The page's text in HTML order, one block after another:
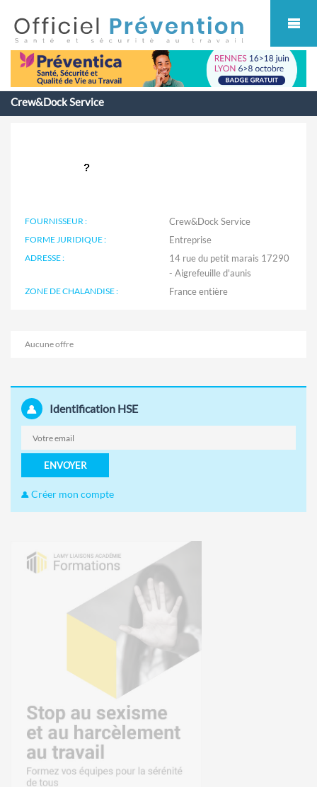
Crew&Dock Service
FOURNISSEUR : Crew&Dock Service
FORME JURIDIQUE : Entreprise
ADRESSE :
14 rue du petit marais 17290
- Aigrefeuille d'aunis
ZONE DE CHALANDISE :
Aucune offre
Identification HSE
ENVOYER
Créer mon compte